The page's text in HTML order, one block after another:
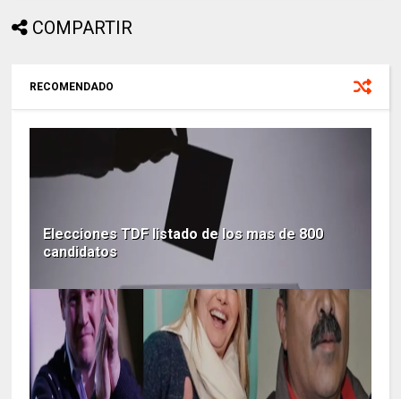
COMPARTIR
RECOMENDADO
Elecciones TDF listado de los mas de 800
candidatos